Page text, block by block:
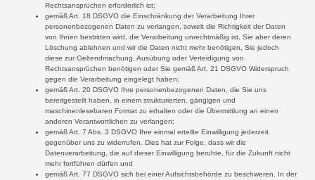
Rechtsansprüchen erforderlich ist;
gemäß Art. 18 DSGVO die Einschränkung der Verarbeitung Ihrer
personenbezogenen Daten zu verlangen, soweit die Richtigkeit der Daten
von Ihnen bestritten wird, die Verarbeitung unrechtmäßig ist, Sie aber deren
Löschung ablehnen und wir die Daten nicht mehr benötigen, Sie jedoch
diese zur Geltendmachung, Ausübung oder Verteidigung von
Rechtsansprüchen benötigen oder Sie gemäß Art. 21 DSGVO Widerspruch
gegen die Verarbeitung eingelegt haben;
gemäß Art. 20 DSGVO Ihre personenbezogenen Daten, die Sie uns
bereitgestellt haben, in einem strukturierten, gängigen und
maschinenlesebaren Format zu erhalten oder die Übermittlung an einen
anderen Verantwortlichen zu verlangen;
gemäß Art. 7 Abs. 3 DSGVO Ihre einmal erteilte Einwilligung jederzeit
gegenüber uns zu widerrufen. Dies hat zur Folge, dass wir die
Datenverarbeitung, die auf dieser Einwilligung beruhte, für die Zukunft nicht
mehr fortführen dürfen und
gemäß Art. 77 DSGVO sich bei einer Aufsichtsbehörde zu beschweren. In der